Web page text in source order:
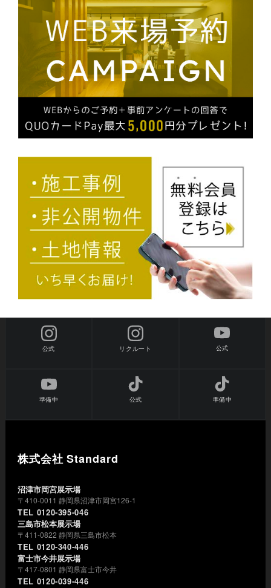
公式 リクルート 公式
準備中 公式 準備中
株式会社 Standard
沼津市岡宮展示場
〒410-0011 静岡県沼津市岡宮126-1
TEL 0120-395-046
三島市松本展示場
〒411-0822 静岡県三島市松本
TEL 0120-340-446
富士市今井展示場
〒417-0801 静岡県富士市今井
TEL 0120-039-446